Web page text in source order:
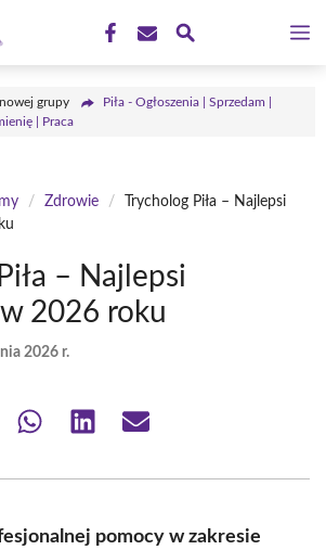
grupy
Piła - Ogłoszenia | Sprzedam |
| Praca
/ Zdrowie /
Trycholog Piła – Najlepsi
– Najlepsi
2026 roku
2026 r.
Share Share Share
pomocy w zakresie